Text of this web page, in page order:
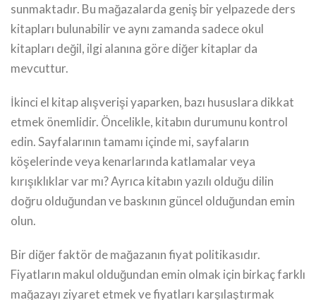
sunmaktadır. Bu mağazalarda geniş bir yelpazede ders
kitapları bulunabilir ve aynı zamanda sadece okul
kitapları değil, ilgi alanına göre diğer kitaplar da
mevcuttur.
İkinci el kitap alışverişi yaparken, bazı hususlara dikkat
etmek önemlidir. Öncelikle, kitabın durumunu kontrol
edin. Sayfalarının tamamı içinde mi, sayfaların
köşelerinde veya kenarlarında katlamalar veya
kırışıklıklar var mı? Ayrıca kitabın yazılı olduğu dilin
doğru olduğundan ve baskının güncel olduğundan emin
olun.
Bir diğer faktör de mağazanın fiyat politikasıdır.
Fiyatların makul olduğundan emin olmak için birkaç farklı
mağazayı ziyaret etmek ve fiyatları karşılaştırmak